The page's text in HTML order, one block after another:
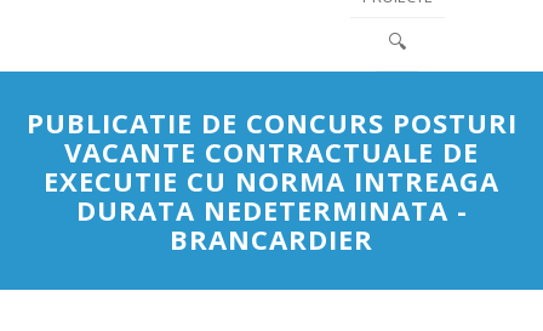
🔍
PUBLICATIE DE CONCURS POSTURI
VACANTE CONTRACTUALE DE
EXECUTIE CU NORMA INTREAGA
DURATA NEDETERMINATA -
BRANCARDIER